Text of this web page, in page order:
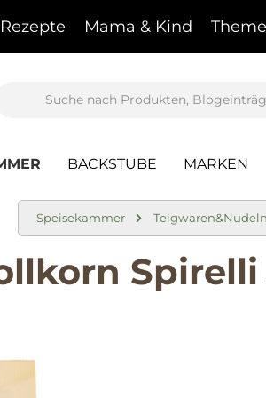
Rezepte Mama & Kind
BACKSTUBE MARKEN
Speisekammer Teigwaren&Nudeln